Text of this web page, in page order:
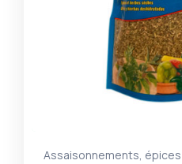
Assaisonnements,